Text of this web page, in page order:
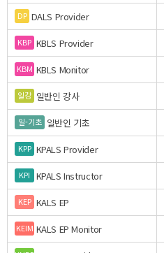
DP DALS Provider
KBP KBLS Provider
KBM KBLS Monitor
일강 일반인 강사
일-기초 일반인 기초
KPP KPALS Provider
KPI KPALS Instructor
KEP KALS EP
KEIM KALS EP Monitor